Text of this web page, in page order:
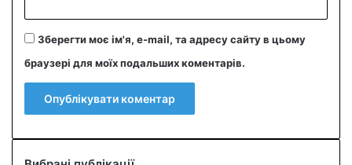
Зберегти моє ім'я, e-mail, та адресу сайту в цьому
браузері для моїх подальших коментарів.